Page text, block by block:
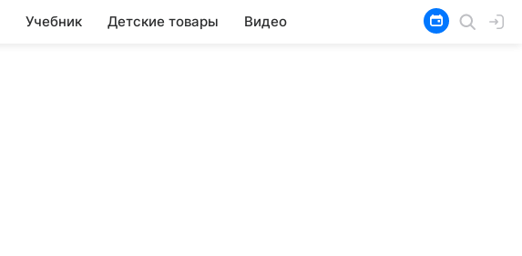
Учебник Детские товары Видео